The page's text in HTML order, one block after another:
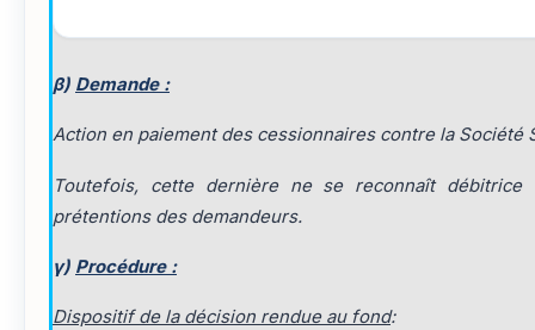
β) Demande :
Action en paiement des cessionnaires contre la Société
Toutefois, cette dernière ne se reconnaît
prétentions des demandeurs.
γ) Procédure :
Dispositif de la décision rendue au fond: